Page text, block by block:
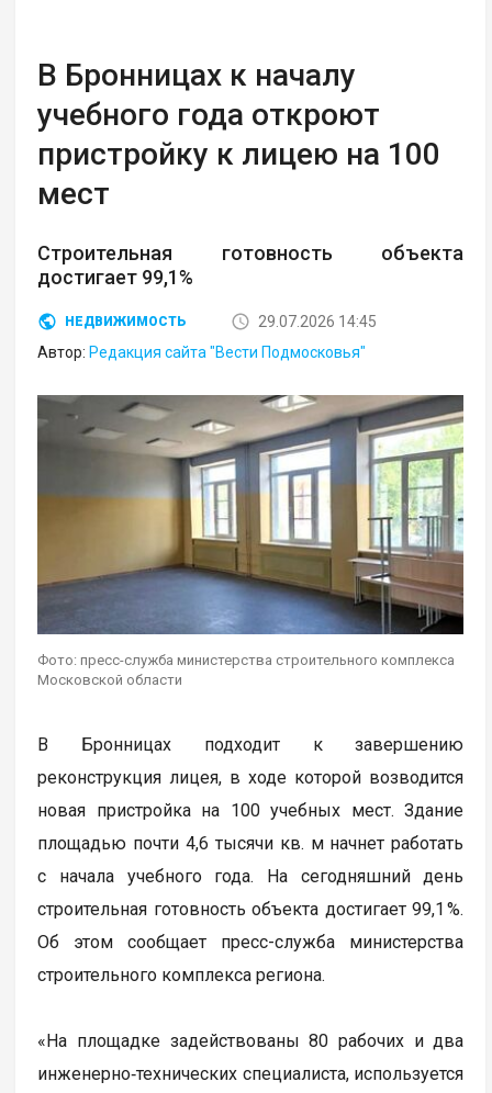
В Бронницах к началу
учебного года откроют
пристройку к лицею на 100
мест
Строительная готовность объекта
достигает 99,1%
НЕДВИЖИМОСТЬ
29.07.2026 14:45
Автор: Редакция сайта "Вести Подмосковья"
Фото: пресс-служба министерства строительного комплекса
Московской области
В Бронницах подходит к завершению
реконструкция лицея, в ходе которой возводится
новая пристройка на 100 учебных мест. Здание
площадью почти 4,6 тысячи кв. м начнет работать
с начала учебного года. На сегодняшний день
строительная готовность объекта достигает 99,1 %.
Об этом сообщает пресс-служба министерства
строительного комплекса региона.
«На площадке задействованы 80 рабочих и два
инженерно‑технических специалиста, используется